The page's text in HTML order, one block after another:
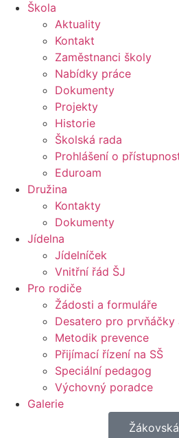
Škola
Aktuality
Kontakt
Zaměstnanci školy
Nabídky práce
Dokumenty
Projekty
Historie
Školská rada
Prohlášení o
Eduroam
Družina
Kontakty
Dokumenty
Jídelna
Jídelníček
Vnitřní řád ŠJ
Pro rodiče
Žádosti a formuláře
Desatero pro prvňáčky
Metodik prevence
Přijímací řízení na SŠ
Speciální pedagog
Výchovný poradce
Galerie
Žákovská